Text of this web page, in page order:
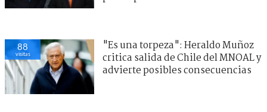
88
visitas
"Es una torpeza": Heraldo Muñoz
critica salida de Chile del MNOAL y
advierte posibles consecuencias